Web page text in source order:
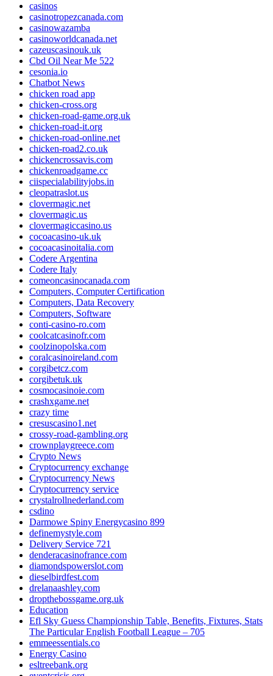
casinos
casinotropezcanada.com
casinowazamba
casinoworldcanada.net
cazeuscasinouk.uk
Cbd Oil Near Me 522
cesonia.io
Chatbot News
chicken road app
chicken-cross.org
chicken-road-game.org.uk
chicken-road-it.org
chicken-road-online.net
chicken-road2.co.uk
chickencrossavis.com
chickenroadgame.cc
ciispecialabilityjobs.in
cleopatraslot.us
clovermagic.net
clovermagic.us
clovermagiccasino.us
cocoacasino-uk.uk
cocoacasinoitalia.com
Codere Argentina
Codere Italy
comeoncasinocanada.com
Computers, Computer Certification
Computers, Data Recovery
Computers, Software
conti-casino-ro.com
coolcatcasinofr.com
coolzinopolska.com
coralcasinoireland.com
corgibetcz.com
corgibetuk.uk
cosmocasinoie.com
crashxgame.net
crazy time
cresuscasino1.net
crossy-road-gambling.org
crownplaygreece.com
Crypto News
Cryptocurrency exchange
Cryptocurrency News
Cryptocurrency service
crystalrollnederland.com
csdino
Darmowe Spiny Energycasino 899
definemystyle.com
Delivery Service 721
denderacasinofrance.com
diamondspowerslot.com
dieselbirdfest.com
drelanaashley.com
dropthebossgame.org.uk
Education
Efl Sky Guess Championship Table, Benefits, Fixtures, Stats
The Particular English Football League – 705
emmeessentials.co
Energy Casino
esltreebank.org